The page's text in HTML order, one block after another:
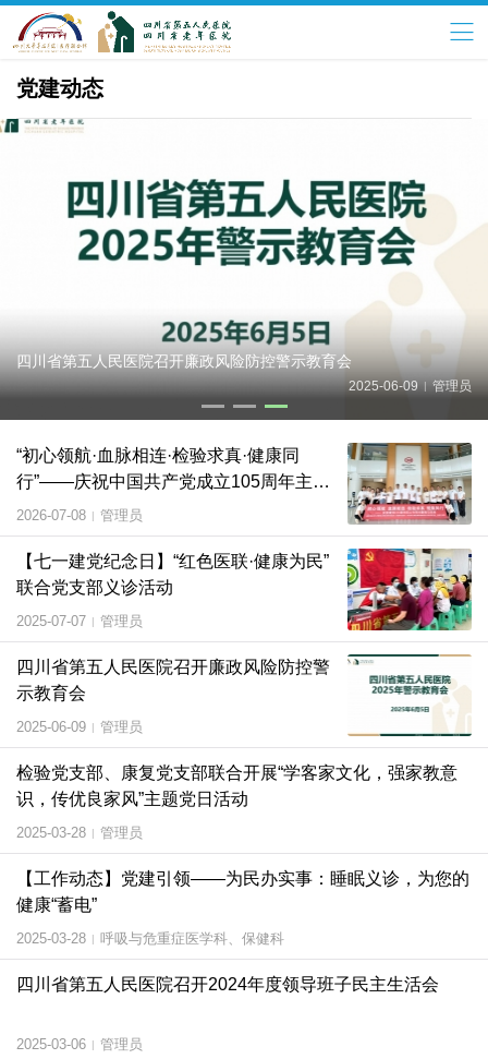
党建动态
四川省第五人民医院召开廉政风险防控警示教育会
2025-06-09 | 管理员
“初心领航·血脉相连·检验求真·健康同
行”——庆祝中国共产党成立105周年主题
党日活动
2026-07-08 | 管理员
【七一建党纪念日】“红色医联·健康为民”
联合党支部义诊活动
2025-07-07 | 管理员
四川省第五人民医院召开廉政风险防控警
示教育会
2025-06-09 | 管理员
检验党支部、康复党支部联合开展“学客家文化，强家教意
识，传优良家风”主题党日活动
2025-03-28 | 管理员
【工作动态】党建引领——为民办实事：睡眠义诊，为您的
健康“蓄电”
2025-03-28 | 呼吸与危重症医学科、保健科
四川省第五人民医院召开2024年度领导班子民主生活会
2025-03-06 | 管理员